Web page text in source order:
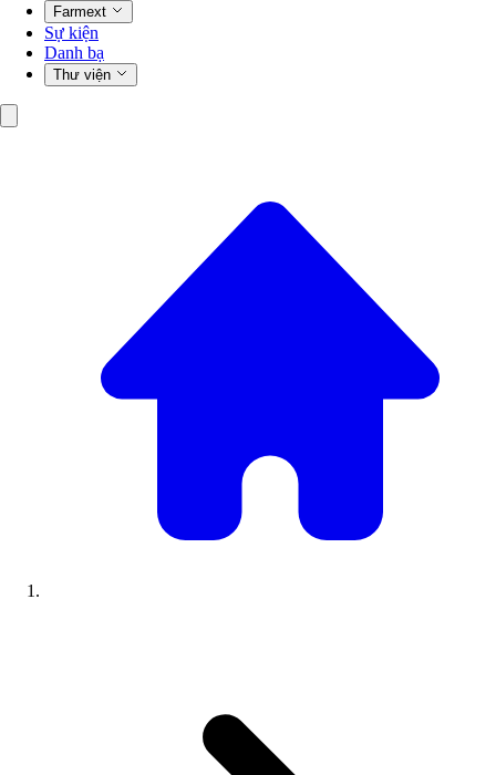
Farmext
Sự kiện
Danh bạ
Thư viện